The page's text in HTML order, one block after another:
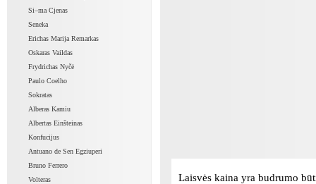
Si–ma Cjenas
Seneka
Erichas Marija Remarkas
Oskaras Vaildas
Frydrichas Nyčė
Paulo Coelho
Sokratas
Alberas Kamiu
Albertas Einšteinas
Konfucijus
Antuano de Sen Egziuperi
Bruno Ferrero
Volteras
Laisvės kaina yra budrumo